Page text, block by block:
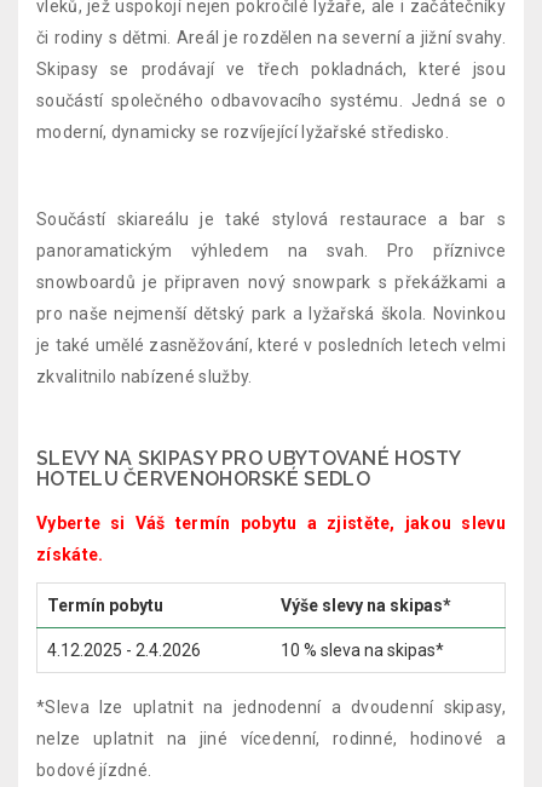
vleků, jež uspokojí nejen pokročilé lyžaře, ale i začátečníky
či rodiny s dětmi. Areál je rozdělen na severní a jižní svahy.
Skipasy se prodávají ve třech pokladnách, které jsou
součástí společného odbavovacího systému. Jedná se o
moderní, dynamicky se rozvíjející lyžařské středisko.
Součástí skiareálu je také stylová restaurace a bar s
panoramatickým výhledem na svah. Pro příznivce
snowboardů je připraven nový snowpark s překážkami a
pro naše nejmenší dětský park a lyžařská škola. Novinkou
je také umělé zasněžování, které v posledních letech velmi
zkvalitnilo nabízené služby.
SLEVY NA SKIPASY PRO UBYTOVANÉ HOSTY
HOTELU ČERVENOHORSKÉ SEDLO
Vyberte si Váš termín pobytu a zjistěte, jakou slevu
získáte.
Termín pobytu Výše slevy na skipas*
4.12.2025 - 2.4.2026 10 % sleva na skipas*
*Sleva lze uplatnit na jednodenní a dvoudenní skipasy,
nelze uplatnit na jiné vícedenní, rodinné, hodinové a
bodové jízdné.